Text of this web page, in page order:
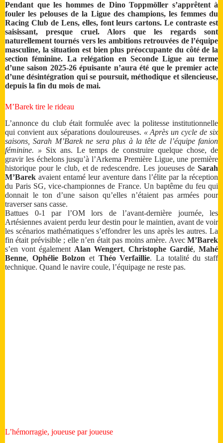
Pendant que les hommes de Dino Toppmöller s’apprêtent à
fouler les pelouses de la Ligue des champions, les femmes du
Racing Club de Lens, elles, font leurs cartons. Le contraste est
saisissant, presque cruel. Alors que les regards sont
naturellement tournés vers les ambitions retrouvées de l’équipe
masculine, la situation est bien plus préoccupante du côté de la
section féminine. La relégation en Seconde Ligue au terme
d’une saison 2025-26 épuisante n’aura été que le premier acte
d’une désintégration qui se poursuit, méthodique et silencieuse,
depuis la fin du mois de mai.
M’Barek tire le rideau
L’annonce du club était formulée avec la politesse institutionnelle
qui convient aux séparations douloureuses. « Après un cycle de six
saisons, Sarah M’Barek ne sera plus à la tête de l’équipe fanion
féminine. » Six ans. Le temps de construire quelque chose, de
gravir les échelons jusqu’à l’Arkema Première Ligue, une première
historique pour le club, et de redescendre. Les joueuses de Sarah
M’Barek avaient entamé leur aventure dans l’élite par la réception
du Paris SG, vice-championnes de France. Un baptême du feu qui
donnait le ton d’une saison qu’elles n’étaient pas armées pour
traverser sans casse.
Battues 0-1 par l’OM lors de l’avant-dernière journée, les
Artésiennes avaient perdu leur destin pour le maintien, avant de voir
les scénarios mathématiques s’effondrer les uns après les autres. La
fin était prévisible ; elle n’en était pas moins amère. Avec M’Barek
s’en vont également Alan Wengert, Christophe Gardié, Mahé
Benne, Ophélie Bolzon et Théo Verfaillie. La totalité du staff
technique. Quand le navire coule, l’équipage ne reste pas.
L’hémorragie, joueuse par joueuse